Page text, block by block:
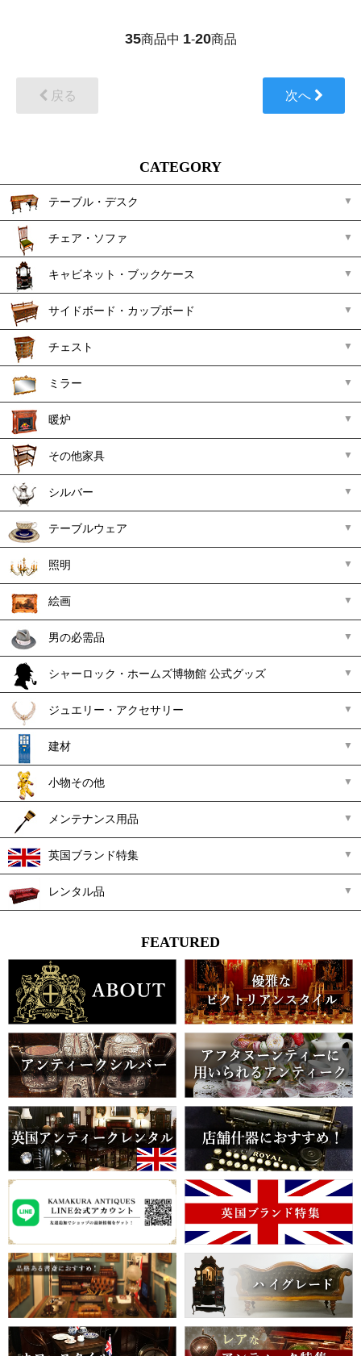
35商品中 1-20商品
戻る 次へ
CATEGORY
テーブル・デスク
チェア・ソファ
キャビネット・ブックケース
サイドボード・カップボード
チェスト
ミラー
暖炉
その他家具
シルバー
テーブルウェア
照明
絵画
男の必需品
シャーロック・ホームズ博物館 公式グッズ
ジュエリー・アクセサリー
建材
小物その他
メンテナンス用品
英国ブランド特集
レンタル品
FEATURED